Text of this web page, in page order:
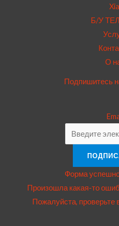
Б/У
О
Подпишитесь
Форма
Произошла какая-то
Пожалуйста,